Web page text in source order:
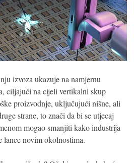
izvoza ukazuje na namjernu
ciljajući na cijeli vertikalni skup
proizvodnje, uključujući nišne, ali
strane, to znači da bi se utjecaj
mogao smanjiti kako industrija
lance novim okolnostima.